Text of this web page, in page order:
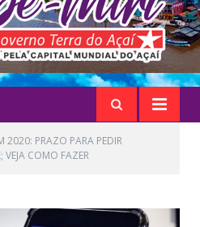
2020: PRAZO PARA PEDIR
VEJA COMO FAZER